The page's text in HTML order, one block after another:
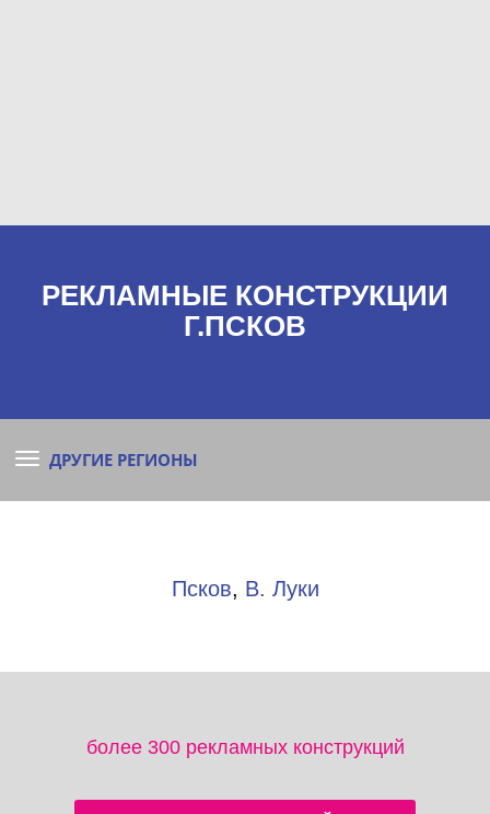
РЕКЛАМНЫЕ КОНСТРУКЦИИ
Г.ПСКОВ
ДРУГИЕ РЕГИОНЫ
Псков, В. Луки
более 300 рекламных конструкций